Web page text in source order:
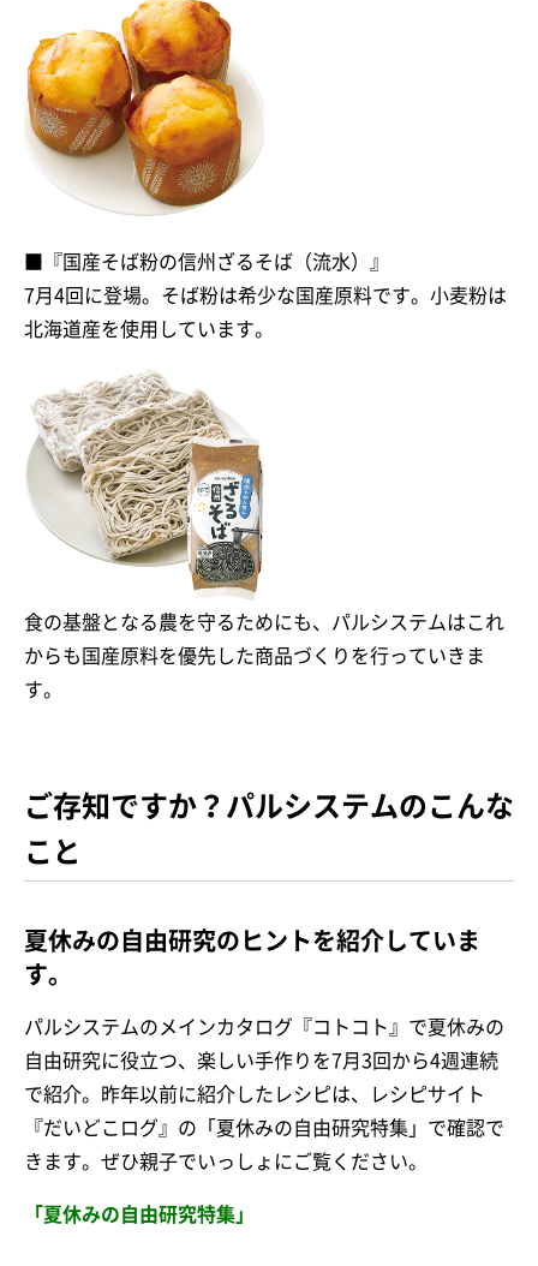
■『国産そば粉の信州ざるそば（流水）』
7月4回に登場。そば粉は希少な国産原料です。小麦粉は
北海道産を使用しています。
食の基盤となる農を守るためにも、パルシステムはこれ
からも国産原料を優先した商品づくりを行っていきま
す。
ご存知ですか？パルシステムのこんな
こと
夏休みの自由研究のヒントを紹介していま
す。
パルシステムのメインカタログ『コトコト』で夏休みの
自由研究に役立つ、楽しい手作りを7月3回から4週連続
で紹介。昨年以前に紹介したレシピは、レシピサイト
『だいどこログ』の「夏休みの自由研究特集」で確認で
きます。ぜひ親子でいっしょにご覧ください。
「夏休みの自由研究特集」